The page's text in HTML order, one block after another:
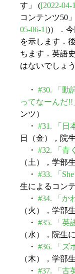
す」 ([2022-04-
コンテンツ50
05-06-1])）．
を示します．
ちます．英語
はないでしょう
・ #30. 「動
ってなーんだ!!
ンツ）
・ #31. 「日
日（金），院
・ #32. 「青
（土），学部
・ #33. 「
生によるコンテ
・ #34. 「か
（火），学部
・ #35. 「英
（水），院生
・ #36. 「ズ
（木），学部
・ #37. 「古